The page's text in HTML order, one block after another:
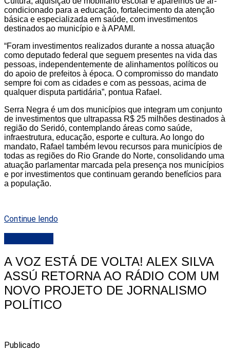
condicionado para a educação, fortalecimento da atenção
básica e especializada em saúde, com investimentos
destinados ao município e à APAMI.
“Foram investimentos realizados durante a nossa atuação
como deputado federal que seguem presentes na vida das
pessoas, independentemente de alinhamentos políticos ou
do apoio de prefeitos à época. O compromisso do mandato
sempre foi com as cidades e com as pessoas, acima de
qualquer disputa partidária”, pontua Rafael.
Serra Negra é um dos municípios que integram um conjunto
de investimentos que ultrapassa R$ 25 milhões destinados à
região do Seridó, contemplando áreas como saúde,
infraestrutura, educação, esporte e cultura. Ao longo do
mandato, Rafael também levou recursos para municípios de
todas as regiões do Rio Grande do Norte, consolidando uma
atuação parlamentar marcada pela presença nos municípios
e por investimentos que continuam gerando benefícios para
a população.
Continue lendo
A VOZ ESTÁ DE VOLTA! ALEX SILVA
ASSÚ RETORNA AO RÁDIO COM UM
NOVO PROJETO DE JORNALISMO
POLÍTICO
Publicado